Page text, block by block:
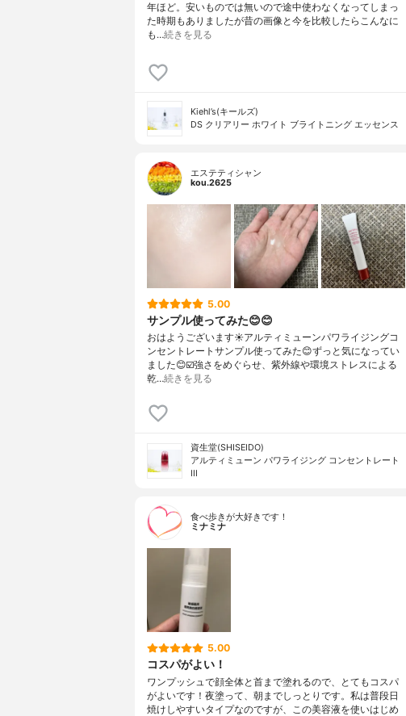
年ほど。安いものでは無いので途中使わなくなってしまっ
た時期もありましたが昔の画像と今を比較したらこんなに
も…続きを見る
Kiehl’s(キールズ)
DS クリアリー ホワイト ブライトニング エッセンス
エステティシャン
kou.2625
5.00
サンプル使ってみた😊😊
おはようございます☀アルティミューンパワライジングコ
ンセントレートサンプル使ってみた😊ずっと気になってい
ました😊☑️強さをめぐらせ、紫外線や環境ストレスによる
乾…続きを見る
資生堂(SHISEIDO)
アルティミューン パワライジング コンセントレート
III
食べ歩きが大好きです！
ミナミナ
5.00
コスパがよい！
ワンプッシュで顔全体と首まで塗れるので、とてもコスパ
がよいです！夜塗って、朝までしっとりです。私は普段日
焼けしやすいタイプなのですが、この美容液を使いはじめ